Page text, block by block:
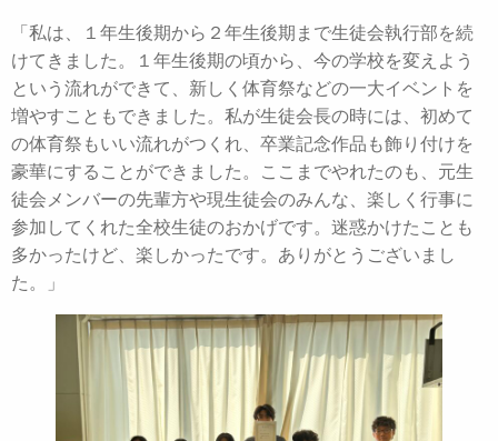
「私は、１年生後期から２年生後期まで生徒会執行部を続
けてきました。１年生後期の頃から、今の学校を変えよう
という流れができて、新しく体育祭などの一大イベントを
増やすこともできました。私が生徒会長の時には、初めて
の体育祭もいい流れがつくれ、卒業記念作品も飾り付けを
豪華にすることができました。ここまでやれたのも、元生
徒会メンバーの先輩方や現生徒会のみんな、楽しく行事に
参加してくれた全校生徒のおかげです。迷惑かけたことも
多かったけど、楽しかったです。ありがとうございまし
た。」